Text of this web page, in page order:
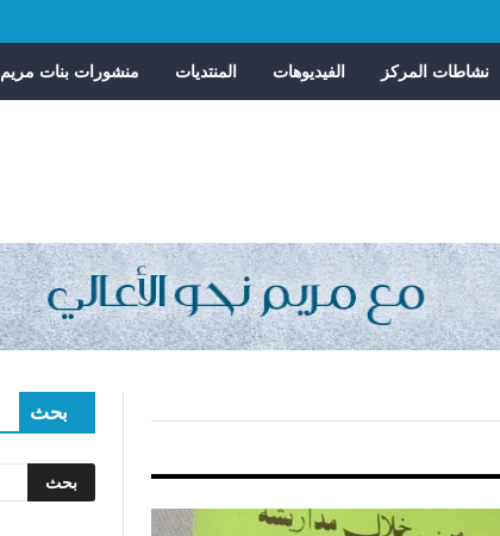
نشاطات المركز الفيديوهات المنتديات منشورات بنات مريم
بحث